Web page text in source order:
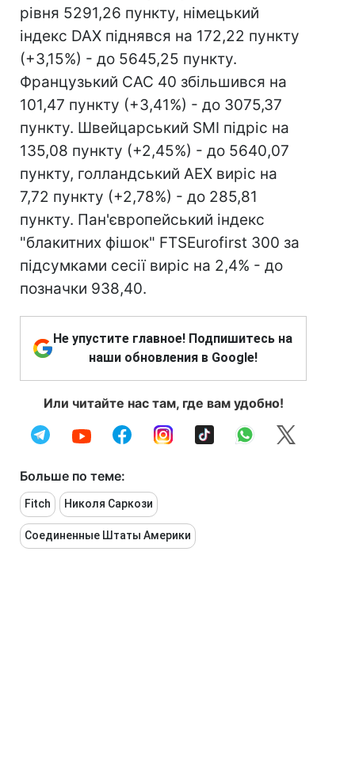
рівня 5291,26 пункту, німецький
індекс DAX піднявся на 172,22 пункту
(+3,15%) - до 5645,25 пункту.
Французький CAC 40 збільшився на
101,47 пункту (+3,41%) - до 3075,37
пункту. Швейцарський SMI підріс на
135,08 пункту (+2,45%) - до 5640,07
пункту, голландський AEX виріс на
7,72 пункту (+2,78%) - до 285,81
пункту. Пан'європейський індекс
"блакитних фішок" FTSEurofirst 300 за
підсумками сесії виріс на 2,4% - до
позначки 938,40.
Не упустите главное! Подпишитесь на
наши обновления в Google!
Или читайте нас там, где вам удобно!
Больше по теме:
Fitch Николя Саркози
Соединенные Штаты Америки